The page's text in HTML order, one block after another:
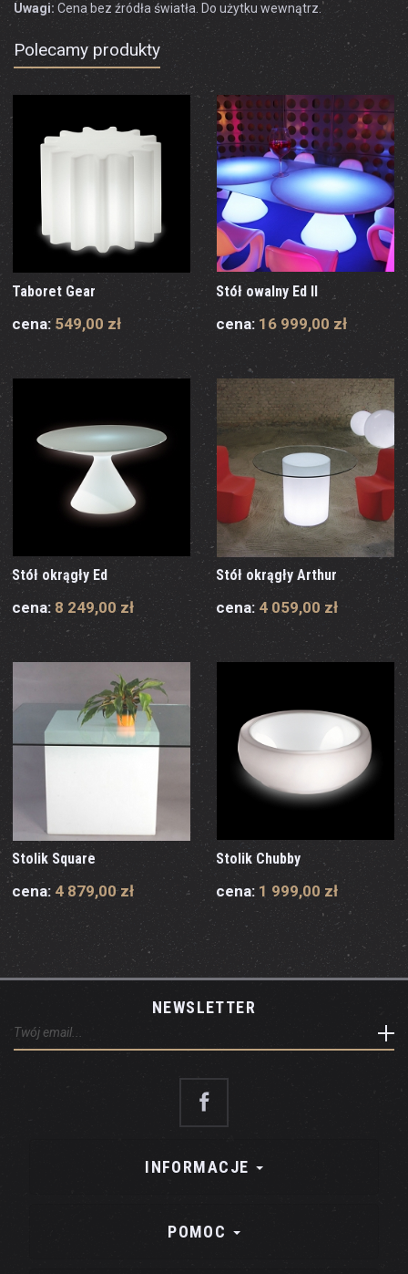
Uwagi: Cena bez źródła światła. Do użytku wewnątrz.
Polecamy produkty
Taboret Gear
cena: 549,00 zł
Stół owalny Ed II
cena: 16 999,00 zł
Stół okrągły Ed
cena: 8 249,00 zł
Stół okrągły Arthur
cena: 4 059,00 zł
Stolik Square
cena: 4 879,00 zł
Stolik Chubby
cena: 1 999,00 zł
NEWSLETTER
INFORMACJE
POMOC